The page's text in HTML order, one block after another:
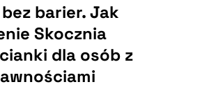
barier. Jak
Skocznia
dla osób z